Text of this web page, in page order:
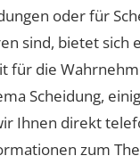
oder für
sind, bietet sich
für die
Scheidung,
Ihnen direkt
zum